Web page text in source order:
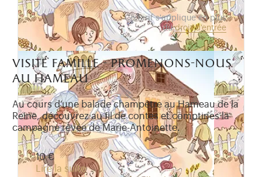
Ce tarif s'applique en plus
dudroit d'entrée
visite famille - promenons-nous
au hameau
Au cours d’une balade champêtre au Hameau de la
Reine, découvrez au fil de contes et comptines la
campagne rêvée de Marie-Antoinette.
10 €
Lire la suite